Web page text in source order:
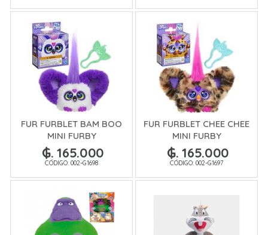
FUR FURBLET BAM BOO
MINI FURBY
₲. 165.000
CÓDIGO: 002-G1698
FUR FURBLET CHEE CHEE
MINI FURBY
₲. 165.000
CÓDIGO: 002-G1697